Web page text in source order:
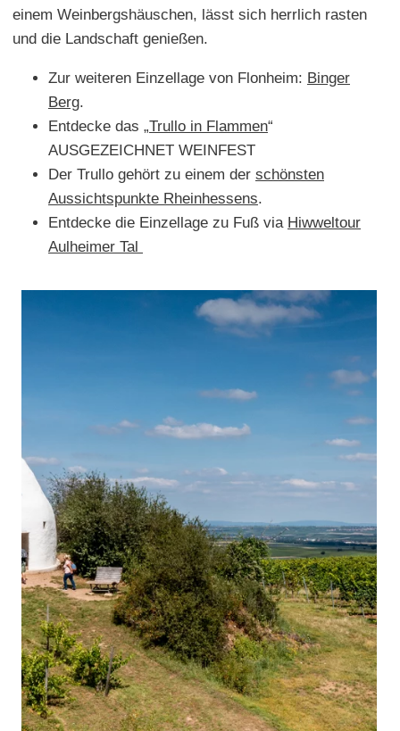
einem Weinbergshäuschen, lässt sich herrlich rasten
und die Landschaft genießen.
Zur weiteren Einzellage von Flonheim: Binger
Berg.
Entdecke das „Trullo in Flammen“
AUSGEZEICHNET WEINFEST
Der Trullo gehört zu einem der schönsten
Aussichtspunkte Rheinhessens.
Entdecke die Einzellage zu Fuß via Hiwweltour
Aulheimer Tal